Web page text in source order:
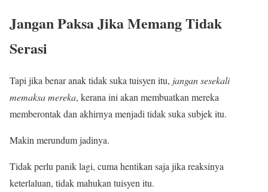
Jangan Paksa Jika Memang Tidak
Serasi
Tapi jika benar anak tidak suka tuisyen itu, jangan sesekali
memaksa mereka, kerana ini akan membuatkan mereka
memberontak dan akhirnya menjadi tidak suka subjek itu.
Makin merundum jadinya.
Tidak perlu panik lagi, cuma hentikan saja jika reaksinya
keterlaluan, tidak mahukan tuisyen itu.